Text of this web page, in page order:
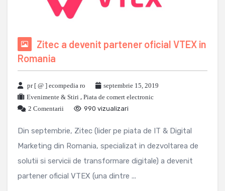
Zitec a devenit partener oficial VTEX in
Romania
pr [ @ ] ecompedia ro
septembrie 15, 2019
Evenimente & Stiri , Piata de comert electronic
2 Comentarii
990 vizualizari
Din septembrie, Zitec (lider pe piata de IT & Digital
Marketing din Romania, specializat in dezvoltarea de
solutii si servicii de transformare digitale) a devenit
partener oficial VTEX (una dintre ...